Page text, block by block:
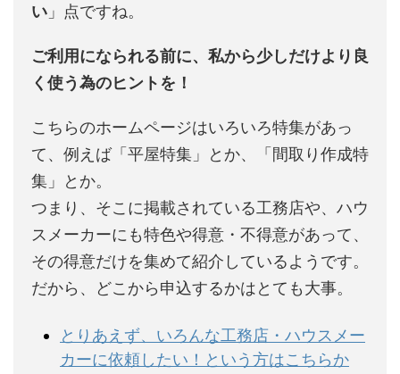
い 」点ですね。
ご利用になられる前に、私から少しだけより良
く使う為のヒントを！
こちらのホームページはいろいろ特集があっ
て、例えば「平屋特集」とか、「間取り作成特
集」とか。
つまり、そこに掲載されている工務店や、ハウ
スメーカーにも特色や得意・不得意があって、
その得意だけを集めて紹介しているようです。
だから、どこから申込するかはとても大事。
とりあえず、いろんな工務店・ハウスメー
カーに依頼したい！という方はこちらか